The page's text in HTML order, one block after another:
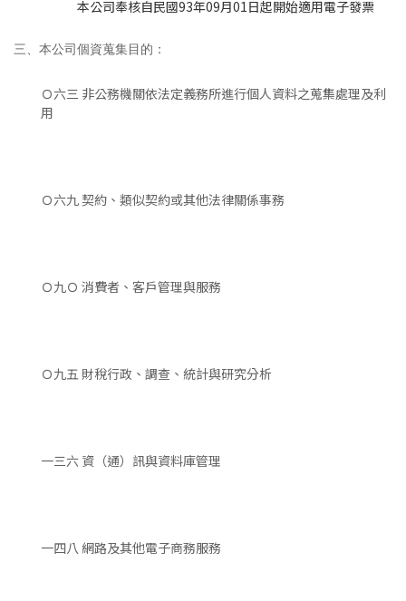
本公司奉核自民國93年09月01日起開始適用電子發票
三、本公司個資蒐集目的：
Ｏ六三 非公務機關依法定義務所進行個人資料之蒐集處理及利
用
Ｏ六九 契約、類似契約或其他法律關係事務
Ｏ九Ｏ 消費者、客戶管理與服務
Ｏ九五 財稅行政、調查、統計與研究分析
一三六 資（通）訊與資料庫管理
一四八 網路及其他電子商務服務